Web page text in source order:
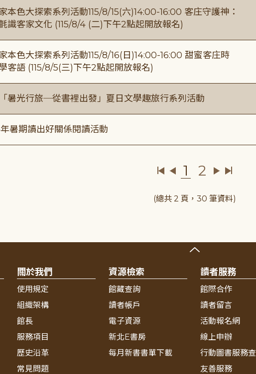
本色大探索系列活動115/8/15(六)14:00-16:00 客庄守護神：
識客家文化 (115/8/4 (二)下午2點起開放報名)
本色大探索系列活動115/8/16(日)14:00-16:00 甜蜜客庄時
客語 (115/8/5(三)下午2點起開放報名)
「暑光行旅─從書裡出發」夏日文學趣旅行系列活動
年暑期讀出好關係閱讀活動
1 2
(總共 2 頁，30 筆資料)
關於我們
使用規定
組織架構
館長
服務項目
歷史沿革
常見問題
資源檢索
館藏查詢
讀者帳戶
電子資源
新北E書房
每月新書書單下載
讀者服務
館際合作
讀者留言
活動報名網
線上申辦
行動圖書服務
友善服務